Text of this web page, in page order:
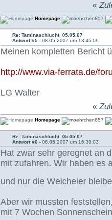
«
Homepage
Re: Taminaschlucht 05.05.07
Antwort #5 -08.05.2007 um 13:45:09
Meinen kompletten Bericht
http://www.via-ferrata.de/
LG Walter
«
Homepage
Re: Taminaschlucht 05.05.07
Antwort #6 -08.05.2007 um 16:30:03
Hat zwar sehr geregnet an
mit zufahren. Wir haben es
und nur die Weicheier
Aber wir mussten
mit 7 Wochen